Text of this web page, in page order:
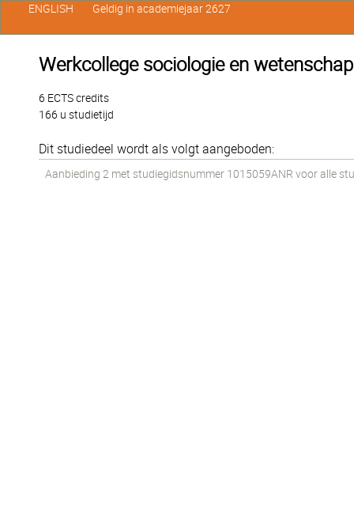
Werkcollege sociologie en
6 ECTS credits
166 u studietijd
Dit studiedeel wordt als volgt aangeboden:
Aanbieding 2 met studiegidsnummer 1015059ANR voor alle
ENGLISH Geldig in academiejaar 2627